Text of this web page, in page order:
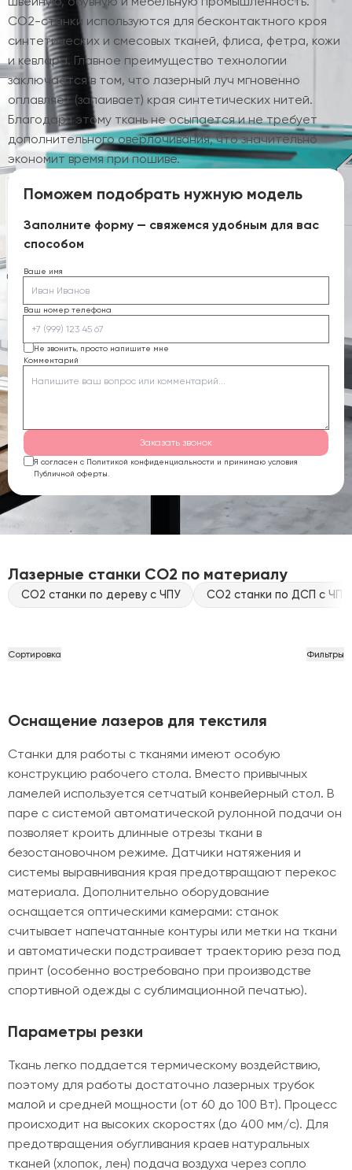
CO2-станки используются для бесконтактного кроя
синтетических и смесовых тканей, флиса, фетра, кожи
и кевлара. Главное преимущество технологии
заключается в том, что лазерный луч мгновенно
оплавляет (запаивает) края синтетических нитей.
Благодаря этому ткань не осыпается и не требует
дополнительного оверлочивания, что значительно
экономит время при пошиве.
Поможем подобрать нужную модель
Заполните форму — свяжемся удобным для вас
способом
Ваше имя
Ваш номер телефона
Не звонить, просто напишите мне
Комментарий
Заказать звонок
Я согласен с Политикой конфиденциальности и принимаю условия
Публичной оферты.
Лазерные станки CO2 по материалу
CO2 станки по дереву с ЧПУ CO2 станки по ДСП с ЧПУ
Сортировка Фильтры
Оснащение лазеров для текстиля
Станки для работы с тканями имеют особую
конструкцию рабочего стола. Вместо привычных
ламелей используется сетчатый конвейерный стол. В
паре с системой автоматической рулонной подачи он
позволяет кроить длинные отрезы ткани в
безостановочном режиме. Датчики натяжения и
системы выравнивания края предотвращают перекос
материала. Дополнительно оборудование
оснащается оптическими камерами: станок
считывает напечатанные контуры или метки на ткани
и автоматически подстраивает траекторию реза под
принт (особенно востребовано при производстве
спортивной одежды с сублимационной печатью).
Параметры резки
Ткань легко поддается термическому воздействию,
поэтому для работы достаточно лазерных трубок
малой и средней мощности (от 60 до 100 Вт). Процесс
происходит на высоких скоростях (до 400 мм/с). Для
предотвращения обугливания краев натуральных
тканей (хлопок, лен) подача воздуха через сопло